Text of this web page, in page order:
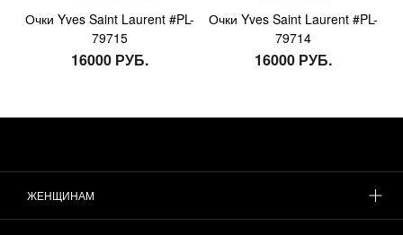
Очки Yves Saint Laurent #PL-
79715
16000 РУБ.
Очки Yves Saint Laurent #PL-
79714
16000 РУБ.
ЖЕНЩИНАМ